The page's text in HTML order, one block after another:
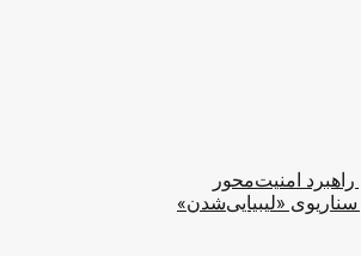
راهبرد امنیت‌محور
«لیبیایی‌شدن»